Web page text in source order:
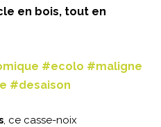
en bois, tout en
#ecolo #maligne
#desaison
, ce casse-noix